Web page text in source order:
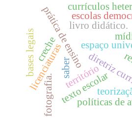
territóriodiretriz
prática de ensino
texto escolar
políticas de
espaço
saber
livro didático.
escolas
licenciaturas
creche
bases legais
currículos
fotografia.